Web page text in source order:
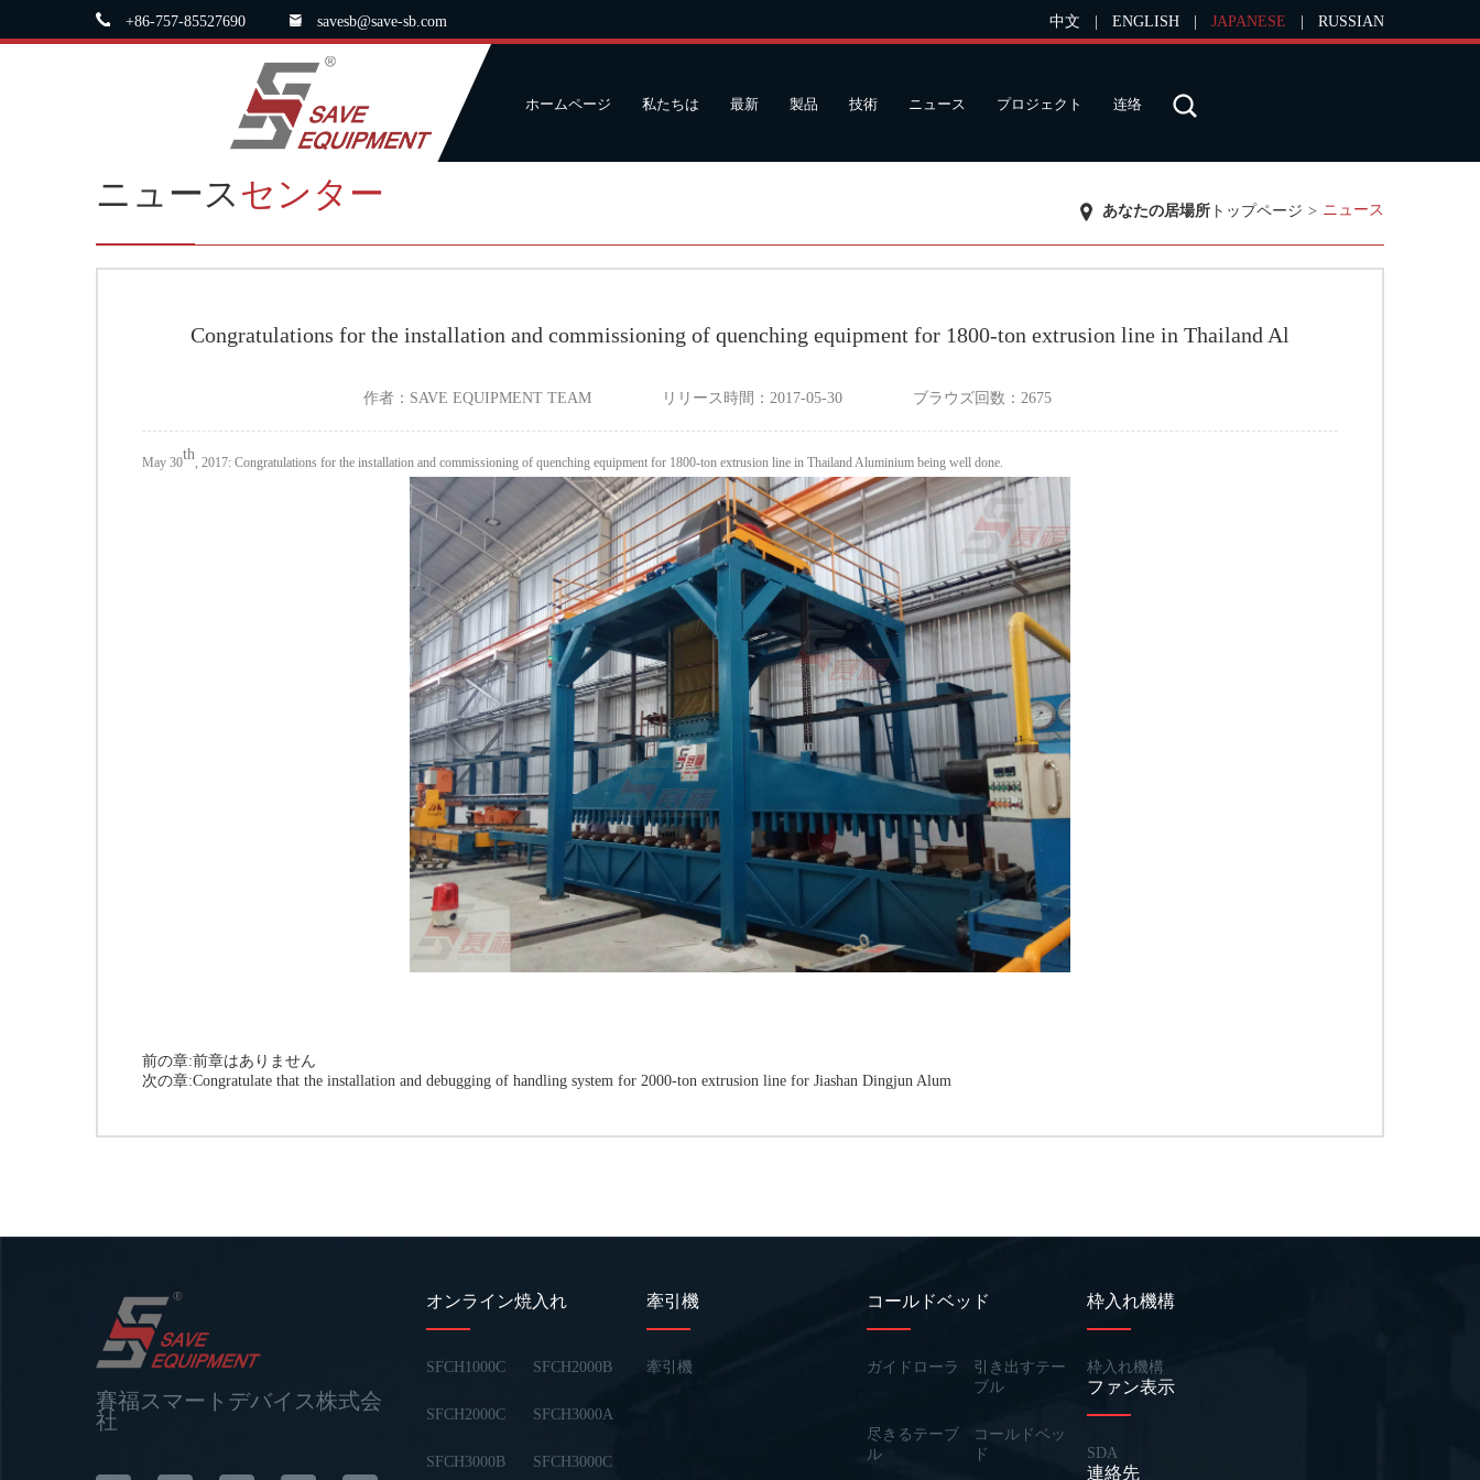
+86-757-85527690 savesb@save-sb.com 中文 ENGLISH JAPANESE RUSSIAN
ホームページ 私たちは 最新 製品 技術 ニュース プロジェクト 连络
ニュースセンター あなたの居場所 トップページ > ニュース
Congratulations for the installation and commissioning of quenching equipment for 1800-ton extrusion line in Thailand Al
作者： SAVE EQUIPMENT TEAM リリース時間： 2017-05-30 ブラウズ回数： 2675
May 30th, 2017: Congratulations for the installation and commissioning of quenching equipment for 1800-ton extrusion line in Thailand Aluminium being well done.
前の章:前章はありません
次の章:Congratulate that the installation and debugging of handling system for 2000-ton extrusion line for Jiashan Dingjun Alum
賽福スマートデバイス株式会
社
オンライン焼入れ
SFCH1000C SFCH2000B
SFCH2000C SFCH3000A
SFCH3000B SFCH3000C
牽引機
牽引機
コールドベッド
ガイドローラ
引き出すテー
ブル
尽きるテーブ
ル
コールドベッ
ド
枠入れ機構
枠入れ機構
ファン表示
SDA
連絡先